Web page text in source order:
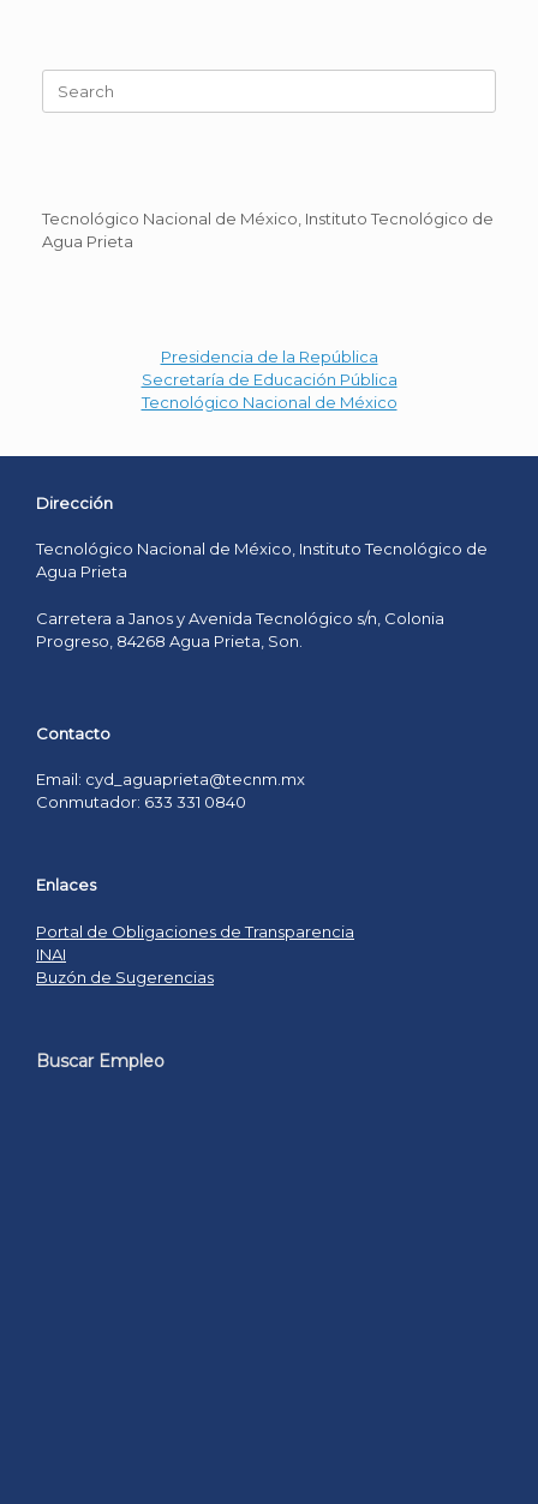
for:
Tecnológico Nacional de México, Instituto Tecnológico de
Agua Prieta
Presidencia de la República
Secretaría de Educación Pública
Tecnológico Nacional de México
Dirección
Tecnológico Nacional de México, Instituto Tecnológico de
Agua Prieta
Carretera a Janos y Avenida Tecnológico s/n, Colonia
Progreso, 84268 Agua Prieta, Son.
Contacto
Email: cyd_aguaprieta@tecnm.mx
Conmutador: 633 331 0840
Enlaces
Portal de Obligaciones de Transparencia
INAI
Buzón de Sugerencias
Buscar Empleo